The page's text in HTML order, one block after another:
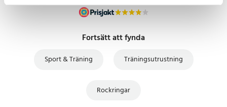
Fortsätt att fynda
Sport & Träning Träningsutrustning
Rockringar